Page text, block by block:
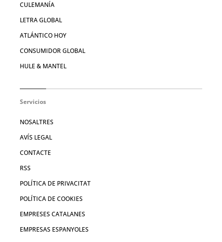
CULEMANÍA
LETRA GLOBAL
ATLÁNTICO HOY
CONSUMIDOR GLOBAL
HULE & MANTEL
Servicios
NOSALTRES
AVÍS LEGAL
CONTACTE
RSS
POLÍTICA DE PRIVACITAT
POLÍTICA DE COOKIES
EMPRESES CATALANES
EMPRESAS ESPANYOLES